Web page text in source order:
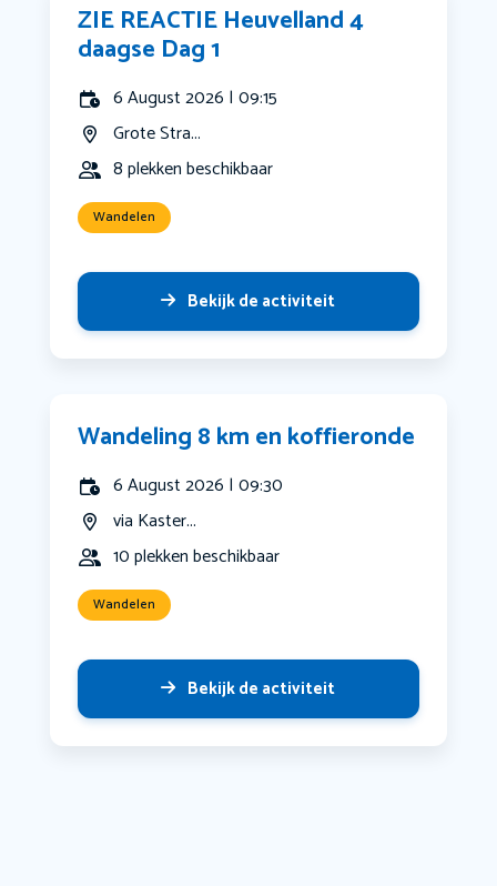
ZIE REACTIE Heuvelland 4
daagse Dag 1
6 August 2026 | 09:15
Grote Stra...
8 plekken beschikbaar
Wandelen
Bekijk de activiteit
Wandeling 8 km en koffieronde
6 August 2026 | 09:30
via Kaster...
10 plekken beschikbaar
Wandelen
Bekijk de activiteit